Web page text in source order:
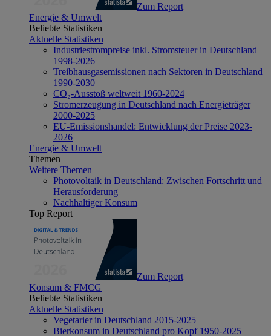
Zum Report
Energie & Umwelt
Beliebte Statistiken
Aktuelle Statistiken
Industriestrompreise inkl. Stromsteuer in Deutschland
1998-2026
Treibhausgasemissionen nach Sektoren in Deutschland
1990-2030
CO₂-Ausstoß weltweit 1960-2024
Stromerzeugung in Deutschland nach Energieträger
2000-2025
EU-Emissionshandel: Entwicklung der Preise 2023-
2026
Energie & Umwelt
Themen
Weitere Themen
Photovoltaik in Deutschland: Zwischen Fortschritt und
Herausforderung
Nachhaltiger Konsum
Top Report
Zum Report
Konsum & FMCG
Beliebte Statistiken
Aktuelle Statistiken
Vegetarier in Deutschland 2015-2025
Bierkonsum in Deutschland pro Kopf 1950-2025